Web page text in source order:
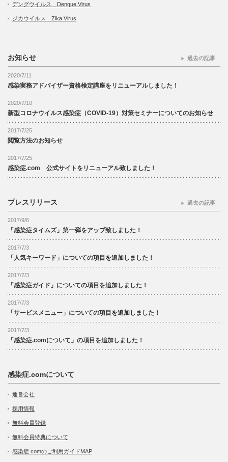
デングウイルス Dengue Virus
ジカウイルス Zika Virus
お知らせ
2020/7/11
感染実務アドバイザー資格検定講座をリニューアルしました！
2020/7/10
新型コロナウイルス感染症（COVID-19）対策セミナーについてのお知らせ
2017/7/25
閲覧方法のお知らせ
2017/7/25
感染症.com 公式サイトをリニューアル致しました！
過去の記事
プレスリリース
2017/9/6
「感染症タイムズ」第一弾をアップ致しました！
2017/7/3
「人気キーワード」についての項目を追加しました！
2017/7/3
「感染症ガイド」についての項目を追加しました！
2017/7/3
「サービスメニュー」についての項目を追加しました！
2017/7/3
「感染症.comについて」の項目を追加しました！
過去の記事
感染症.comについて
運営会社
採用情報
無料会員登録
無料会員特典について
感染症.comのご利用ガイドMAP